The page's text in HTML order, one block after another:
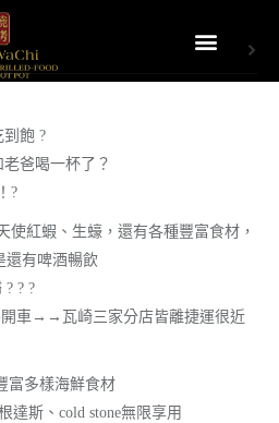
到飽 ?
爸喝一杯了？
?
使紅蝦、生蠔，還有各種豐富食材，
還有啤酒暢飲
? ?
車→→瓦崎三家分店皆離捷運很近
富多樣海鮮食材
達斯、cold stone無限享用